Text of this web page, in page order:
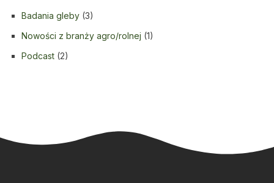
Badania gleby (3)
Nowości z branży agro/rolnej (1)
Podcast (2)